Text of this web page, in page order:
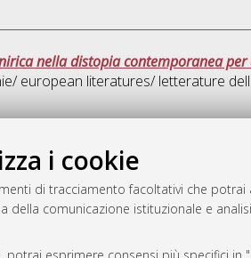
i cookie
di tracciamento facoltativi che
comunicazione istituzionale e
nella distopia contemporanea per
european literatures/ letterature
Questa lista e' stata